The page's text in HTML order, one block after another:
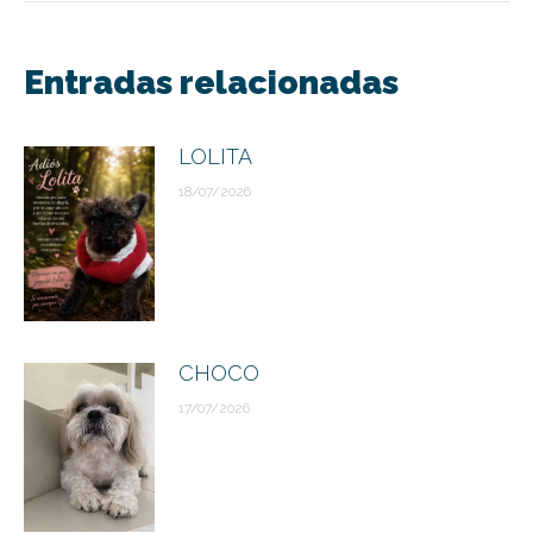
entre
Entradas relacionadas
LOLITA
18/07/2026
CHOCO
17/07/2026